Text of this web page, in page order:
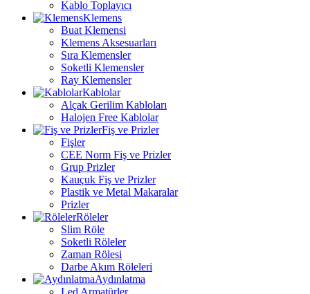
Kablo Toplayıcı
Klemens
Buat Klemensi
Klemens Aksesuarları
Sıra Klemensler
Soketli Klemensler
Ray Klemensler
Kablolar
Alçak Gerilim Kabloları
Halojen Free Kablolar
Fiş ve Prizler
Fişler
CEE Norm Fiş ve Prizler
Grup Prizler
Kauçuk Fiş ve Prizler
Plastik ve Metal Makaralar
Prizler
Röleler
Slim Röle
Soketli Röleler
Zaman Rölesi
Darbe Akım Röleleri
Aydınlatma